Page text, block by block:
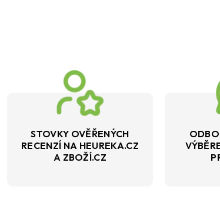
STOVKY OVĚŘENÝCH
RECENZÍ NA HEUREKA.CZ
A ZBOŽÍ.CZ